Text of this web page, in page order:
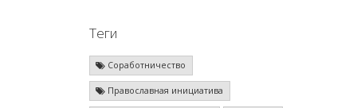
Теги
Соработничество
Православная инициатива